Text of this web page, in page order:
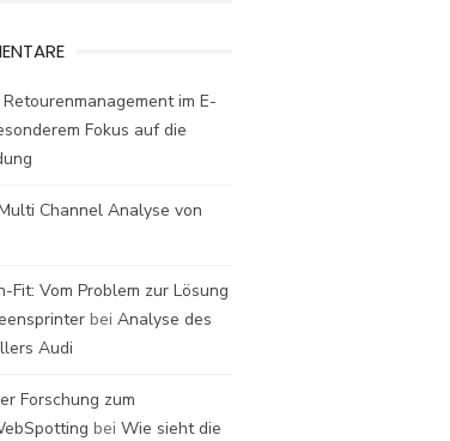
Retourenmanagement im E-
Fokus auf die
Channel Analyse von
Fit: Vom Problem zur Lösung
bei Analyse des
Audi
Forschung zum
bei Wie sieht die